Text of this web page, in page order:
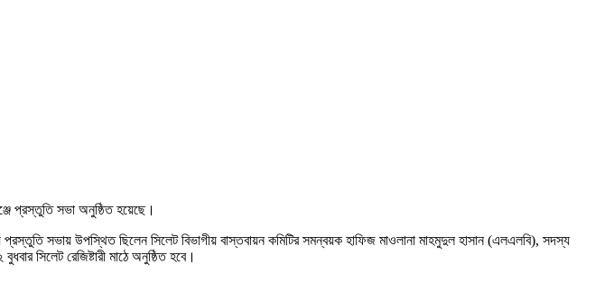
প্রস্তুতি সভা অনুষ্ঠিত হয়েছে।
প্রস্তুতি সভায় উপস্থিত ছিলেন সিলেট বিভাগীয় বাস্তবায়ন কমিটির সমন্বয়ক হাফিজ মাওলানা মাহমুদুল হাসান (এলএলবি), সদস্য
সিলেট রেজিষ্টারী মাঠে অনুষ্ঠিত হবে।